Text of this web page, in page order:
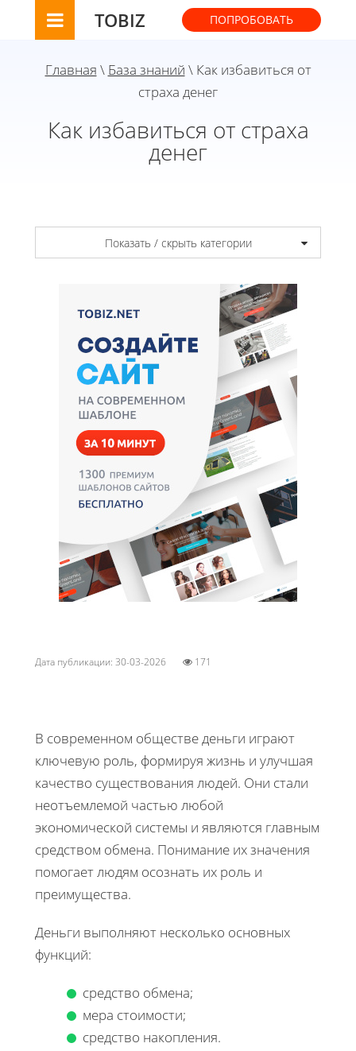
TOBIZ ПОПРОБОВАТЬ
Главная \ База знаний \ Как избавиться от
страха денег
Как избавиться от страха
денег
Показать / скрыть категории
Дата публикации: 30-03-2026 171
В современном обществе деньги играют
ключевую роль, формируя жизнь и улучшая
качество существования людей. Они стали
неотъемлемой частью любой
экономической системы и являются главным
средством обмена. Понимание их значения
помогает людям осознать их роль и
преимущества.
Деньги выполняют несколько основных
функций:
средство обмена;
мера стоимости;
средство накопления.